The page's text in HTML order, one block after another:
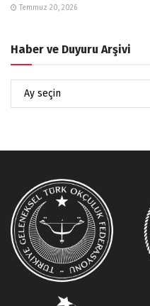
Temmuz 20, 2026
Haber ve Duyuru Arşivi